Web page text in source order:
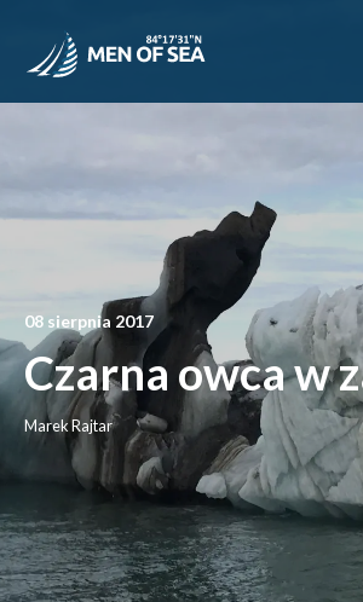
08 sierpnia 2017
Czarna owca w
Marek Rajtar